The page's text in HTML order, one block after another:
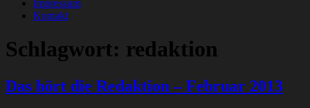
Impressum
Kontakt
Schlagwort: redaktion
Das hört die Redaktion – Februar 2013